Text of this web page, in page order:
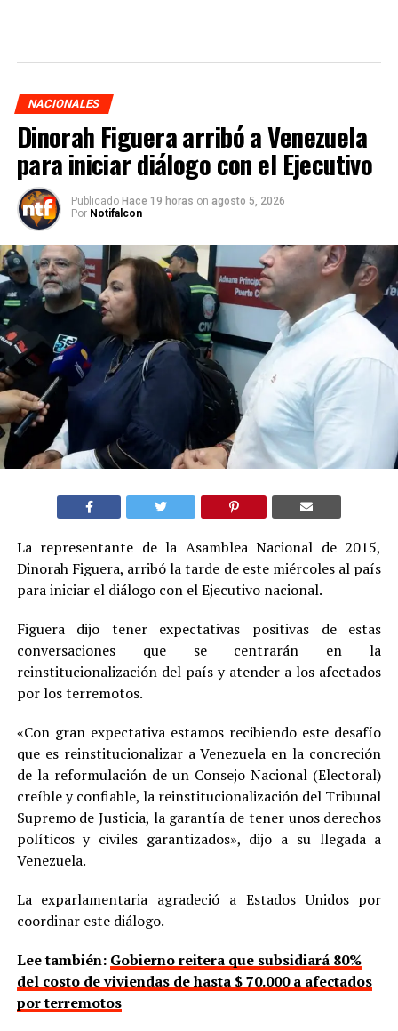
NACIONALES
Dinorah Figuera arribó a Venezuela
para iniciar diálogo con el Ejecutivo
Publicado Hace 19 horas on agosto 5, 2026
Por Notifalcon
La representante de la Asamblea Nacional de 2015,
Dinorah Figuera, arribó la tarde de este miércoles al país
para iniciar el diálogo con el Ejecutivo nacional.
Figuera dijo tener expectativas positivas de estas
conversaciones que se centrarán en la
reinstitucionalización del país y atender a los afectados
por los terremotos.
«Con gran expectativa estamos recibiendo este desafío
que es reinstitucionalizar a Venezuela en la concreción
de la reformulación de un Consejo Nacional (Electoral)
creíble y confiable, la reinstitucionalización del Tribunal
Supremo de Justicia, la garantía de tener unos derechos
políticos y civiles garantizados», dijo a su llegada a
Venezuela.
La exparlamentaria agradeció a Estados Unidos por
coordinar este diálogo.
Lee también: Gobierno reitera que subsidiará 80%
del costo de viviendas de hasta $ 70.000 a afectados
por terremotos